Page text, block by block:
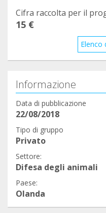
Cifra raccolta per il
15 €
Elenco
Informazione
Data di pubblicazione
22/08/2018
Tipo di gruppo
Privato
Settore:
Difesa degli animali
Paese:
Olanda